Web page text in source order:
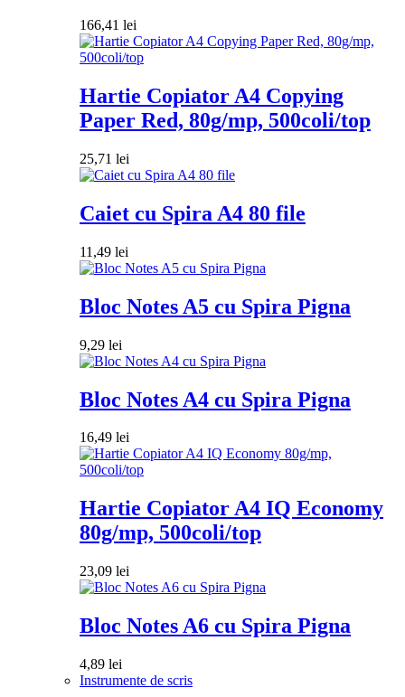
166,41 lei
Hartie Copiator A4 Copying
Paper Red, 80g/mp, 500coli/top
25,71 lei
Caiet cu Spira A4 80 file
11,49 lei
Bloc Notes A5 cu Spira Pigna
9,29 lei
Bloc Notes A4 cu Spira Pigna
16,49 lei
Hartie Copiator A4 IQ Economy
80g/mp, 500coli/top
23,09 lei
Bloc Notes A6 cu Spira Pigna
4,89 lei
Instrumente de scris